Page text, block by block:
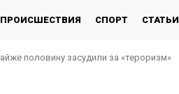
ПРОИСШЕСТВИЯ СПОРТ СТАТЬИ
половину засудили за «тероризм»